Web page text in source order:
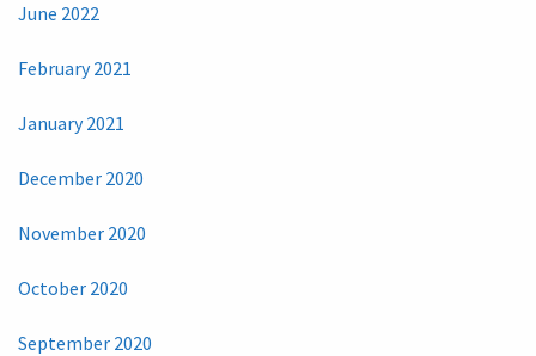
June 2022
February 2021
January 2021
December 2020
November 2020
October 2020
September 2020